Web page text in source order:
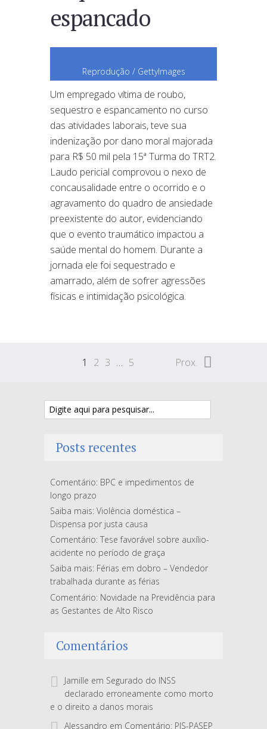
espancado
Reprodução / GettyImages
Um empregado vítima de roubo,
sequestro e espancamento no curso
das atividades laborais, teve sua
indenização por dano moral majorada
para R$ 50 mil pela 15ª Turma do TRT2.
Laudo pericial comprovou o nexo de
concausalidade entre o ocorrido e o
agravamento do quadro de ansiedade
preexistente do autor, evidenciando
que o evento traumático impactou a
saúde mental do homem. Durante a
jornada ele foi sequestrado e
amarrado, além de sofrer agressões
físicas e intimidação psicológica.
1 2 3 … 5 Prox.
Posts recentes
Comentário: BPC e impedimentos de
longo prazo
Saiba mais: Violência doméstica –
Dispensa por justa causa
Comentário: Tese favorável sobre auxílio-
acidente no período de graça
Saiba mais: Férias em dobro – Vendedor
trabalhada durante as férias
Comentário: Novidade na Previdência para
as Gestantes de Alto Risco
Comentários
Jamille em Segurado do INSS
declarado erroneamente como morto
e o direito a danos morais
Alessandro em Comentário: PIS-PASEP